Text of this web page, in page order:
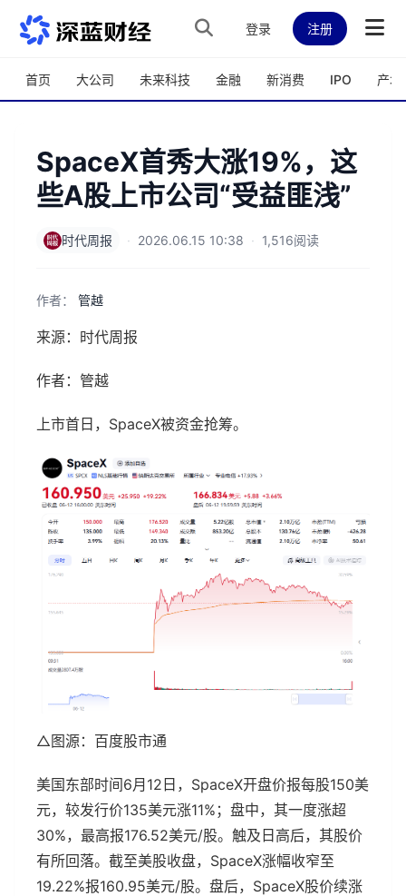
跳转到主内容
登录 注册
首页 大公司 未来科技 金融 新消费 IPO 产城
SpaceX首秀大涨19%，这
些A股上市公司“受益匪浅”
时代周报 · 2026.06.15 10:38 · 1,516阅读
作者： 管越
来源：时代周报
作者：管越
上市首日，SpaceX被资金抢筹。
△图源：百度股市通
美国东部时间6月12日，SpaceX开盘价报每股150美
元，较发行价135美元涨11%；盘中，其一度涨超
30%，最高报176.52美元/股。触及日高后，其股价
有所回落。截至美股收盘，SpaceX涨幅收窄至
19.22%报160.95美元/股。盘后，SpaceX股价续涨